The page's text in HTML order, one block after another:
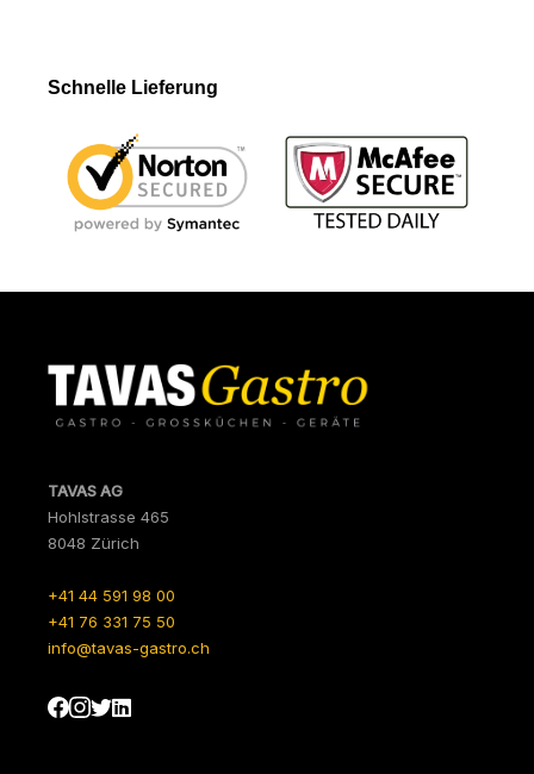
Schnelle Lieferung
TAVAS AG
Hohlstrasse 465
8048 Zürich
+41 44 591 98 00
+41 76 331 75 50
info@tavas-gastro.ch